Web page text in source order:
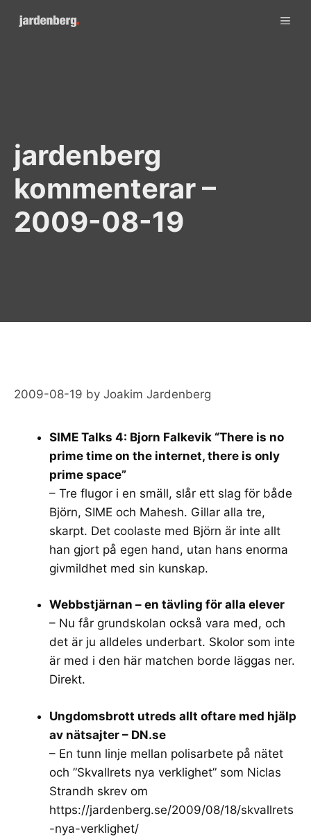
jardenberg
kommenterar –
2009-08-19
2009-08-19 by Joakim Jardenberg
SIME Talks 4: Bjorn Falkevik “There is no
prime time on the internet, there is only
prime space”
– Tre flugor i en smäll, slår ett slag för både
Björn, SIME och Mahesh. Gillar alla tre,
skarpt. Det coolaste med Björn är inte allt
han gjort på egen hand, utan hans enorma
givmildhet med sin kunskap.
Webbstjärnan – en tävling för alla elever
– Nu får grundskolan också vara med, och
det är ju alldeles underbart. Skolor som inte
är med i den här matchen borde läggas ner.
Direkt.
Ungdomsbrott utreds allt oftare med hjälp
av nätsajter – DN.se
– En tunn linje mellan polisarbete på nätet
och ”Skvallrets nya verklighet” som Niclas
Strandh skrev om
https://jardenberg.se/2009/08/18/skvallrets
-nya-verklighet/